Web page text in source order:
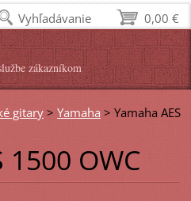
zákazníkom
gitary> Yamaha > Yamaha AES
1500 OWC
0,00 €
Vyhľadávanie